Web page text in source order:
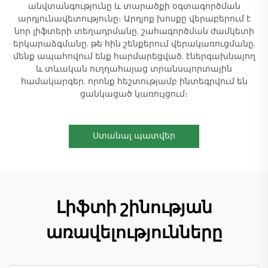
անվտանգությունը և տարածքի օգտագործման
արդյունավետությունը։ Արդյոք խոսքը վերաբերում է
նոր լիֆտերի տեղադրմանը, շահագործման ժամկետի
երկարաձգմանը, թե հին շենքերում վերակառուցմանը,
մենք ապահովում ենք հարմարեցված, էներգախնայող
և տևական ուղղահայաց տրանսպորտային
համակարգեր, որոնք հեշտությամբ ինտեգրվում են
ցանկացած կառույցում։
Ստանալ պատվեր
Լիֆտի շինության
առավելությունները